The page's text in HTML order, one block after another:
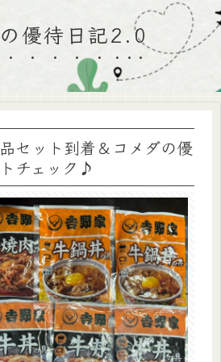
優待日記2.0
セット到着＆コメダの優
チェック♪